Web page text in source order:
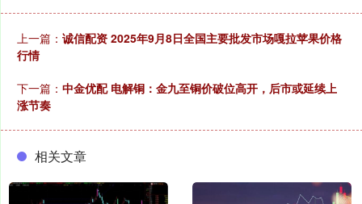
上一篇： 诚信配资 2025年9月8日全国主要批发市场嘎拉苹果价格
行情
下一篇： 中金优配 电解铜：金九至铜价破位高开，后市或延续上
涨节奏
相关文章